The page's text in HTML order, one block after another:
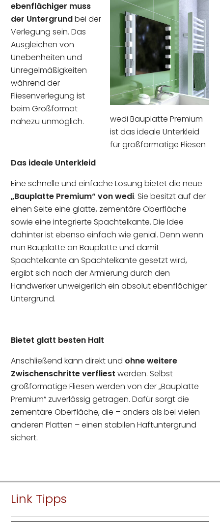
wedi Bauplatte Premium
ist das ideale Unterkleid
für großformatige Fliesen
ebenflächiger muss
der Untergrundbei der
Verlegung sein. Das
Ausgleichen von
Unebenheiten und
Unregelmäßigkeiten
während der
Fliesenverlegung ist
beim Großformat
nahezu unmöglich.
Das ideale Unterkleid
Eine schnelle und einfache Lösung bietet die neue
„Bauplatte Premium“ von wedi. Sie besitzt auf der
einen Seite eine glatte, zementäre Oberfläche
sowie eine integrierte Spachtelkante. Die Idee
dahinter ist ebenso einfach wie genial. Denn wenn
nun Bauplatte an Bauplatte und damit
Spachtelkante an Spachtelkante gesetzt wird,
ergibt sich nach der Armierung durch den
Handwerker unweigerlich ein absolut ebenflächiger
Untergrund.
Bietet glatt besten Halt
Anschließend kann direkt und ohne weitere
Zwischenschritte verfliest werden. Selbst
großformatige Fliesen werden von der „Bauplatte
Premium“ zuverlässig getragen. Dafür sorgt die
zementäre Oberfläche, die – anders als bei vielen
anderen Platten – einen stabilen Haftuntergrund
sichert.
Link Tipps